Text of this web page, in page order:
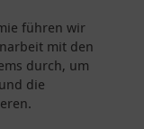
führen wir
mit den
durch, um
die